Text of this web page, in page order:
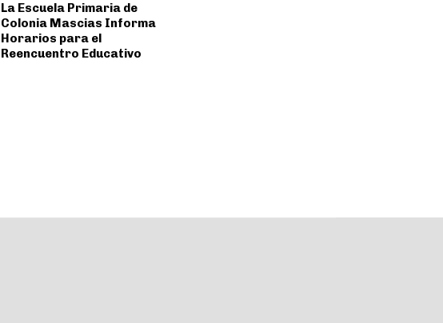
La Escuela Primaria de
Colonia Mascias Informa
Horarios para el
Reencuentro Educativo